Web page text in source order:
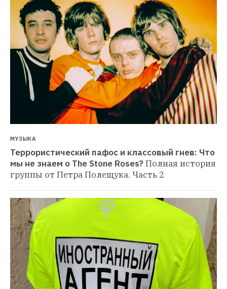
МУЗЫКА
Террористический пафос и классовый гнев: Что
мы не знаем о The Stone Roses?Полная история
группы от Петра Полещука. Часть 2